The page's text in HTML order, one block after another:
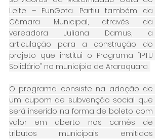
Leite – FunGota. Partiu também da
Câmara Municipal, através da
vereadora Juliana Damus, a
articulação para a construção do
projeto que institui o Programa “IPTU
Solidário” no município de Araraquara.
O programa consiste na adoção de
um cupom de subvenção social que
será inserido na forma de boleto com
valor em aberto nos carnês de
tributos municipais emitidos